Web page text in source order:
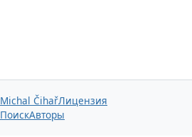
Michal ČihařЛицензия
ПоискАвторы